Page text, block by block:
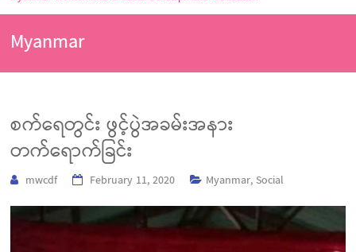
Myanmar
စက်ရေတွင်း ဖွင့်ပွဲအခမ်းအနား
တက်ရောက်ခြင်း
mwcdf February 11, 2020 Myanmar,Social